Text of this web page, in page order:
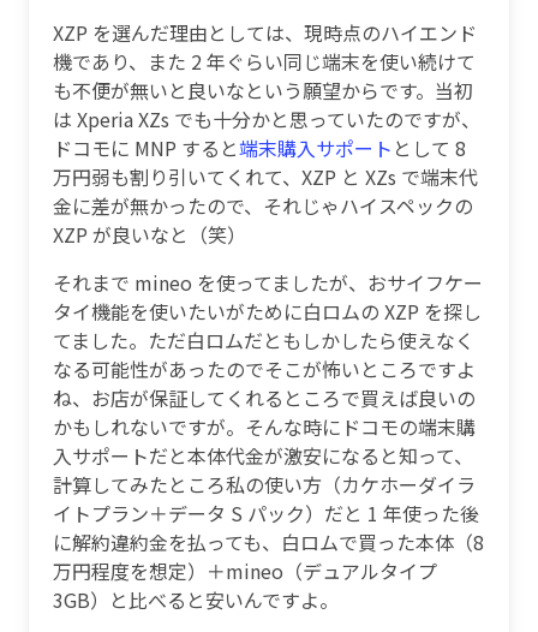
XZP を選んだ理由としては、現時点のハイエンド
機であり、また 2 年ぐらい同じ端末を使い続けて
も不便が無いと良いなという願望からです。当初
は Xperia XZs でも十分かと思っていたのですが、
ドコモに MNP すると端末購入サポート として 8
万円弱も割り引いてくれて、XZP と XZs で端末代
金に差が無かったので、それじゃハイスペックの
XZP が良いなと（笑）
それまで mineo を使ってましたが、おサイフケー
タイ機能を使いたいがために白ロムの XZP を探し
てました。ただ白ロムだともしかしたら使えなく
なる可能性があったのでそこが怖いところですよ
ね、お店が保証してくれるところで買えば良いの
かもしれないですが。そんな時にドコモの端末購
入サポートだと本体代金が激安になると知って、
計算してみたところ私の使い方（カケホーダイラ
イトプラン＋データ S パック）だと 1 年使った後
に解約違約金を払っても、白ロムで買った本体（8
万円程度を想定）＋mineo（デュアルタイプ
3GB）と比べると安いんですよ。